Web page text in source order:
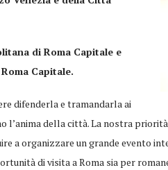
di Roma Capitale e
Capitale.
difenderla e tramandarla ai
l’anima della città. La nostra
a organizzare un grande evento
di visita a Roma sia per